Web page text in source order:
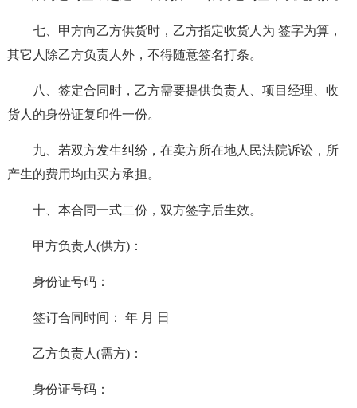
七、甲方向乙方供货时，乙方指定收货人为 签字为算，
其它人除乙方负责人外，不得随意签名打条。
八、签定合同时，乙方需要提供负责人、项目经理、收
货人的身份证复印件一份。
九、若双方发生纠纷，在卖方所在地人民法院诉讼，所
产生的费用均由买方承担。
十、本合同一式二份，双方签字后生效。
甲方负责人(供方)：
身份证号码：
签订合同时间： 年 月 日
乙方负责人(需方)：
身份证号码：